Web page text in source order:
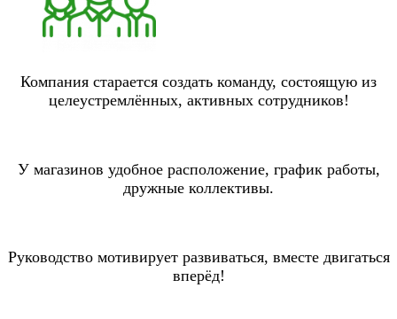
Компания старается создать команду, состоящую из
целеустремлённых, активных сотрудников!
У магазинов удобное расположение, график работы,
дружные коллективы.
Руководство мотивирует развиваться, вместе двигаться
вперёд!